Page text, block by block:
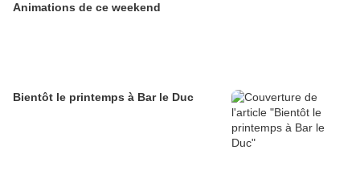
Animations de ce weekend
Bientôt le printemps à Bar le Duc